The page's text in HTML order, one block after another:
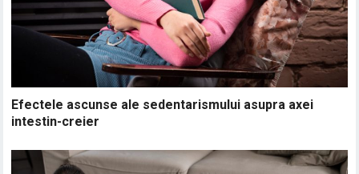
Efectele ascunse ale sedentarismului asupra axei
intestin-creier